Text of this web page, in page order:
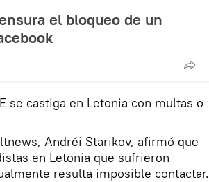
el bloqueo de un
se castiga en Letonia con multas o
Andréi Starikov, afirmó que
en Letonia que sufrieron
resulta imposible contactar.